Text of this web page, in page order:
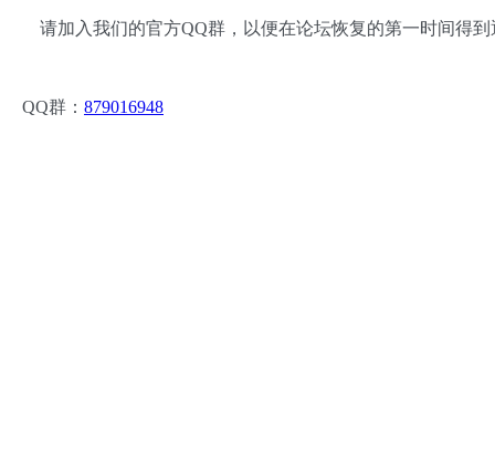
请加入我们的官方QQ群，以便在论坛恢复的第一时间得到
QQ群： 879016948